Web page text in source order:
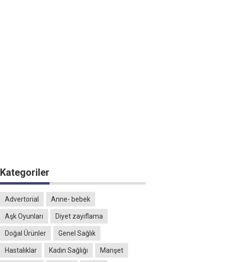
Kategoriler
Advertorial Anne- bebek
Aşk Oyunları Diyet zayıflama
Doğal Ürünler Genel Sağlık
Hastalıklar Kadın Sağlığı Manşet